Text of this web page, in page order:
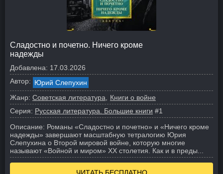
Сладостно и почетно. Ничего кроме
надежды
Добавлена: 17.03.2026
Автор: Юрий Слепухин
Жанр: Советская литература
Книги о войне
Серия: Русская литература. Большие книги #1
Описание: Романы «Сладостно и почетно» и «Ничего кроме
надежды» завершают масштабную тетралогию Юрия
Слепухина о Второй мировой войне, которую многие
называют «Войной и миром» XX столетия. Как и в преды...